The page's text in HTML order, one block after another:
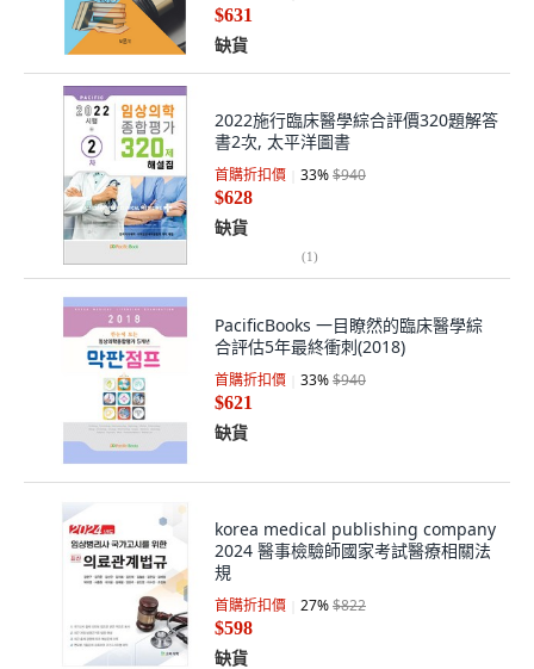
$631
缺貨
2022施行臨床醫學綜合評價320題解答
書2次, 太平洋圖書
首購折扣價 33%$940
$628
缺貨
(1)
PacificBooks 一目瞭然的臨床醫學綜
合評估5年最終衝刺(2018)
首購折扣價 33%$940
$621
缺貨
korea medical publishing company
2024 醫事檢驗師國家考試醫療相關法
規
首購折扣價 27%$822
$598
缺貨